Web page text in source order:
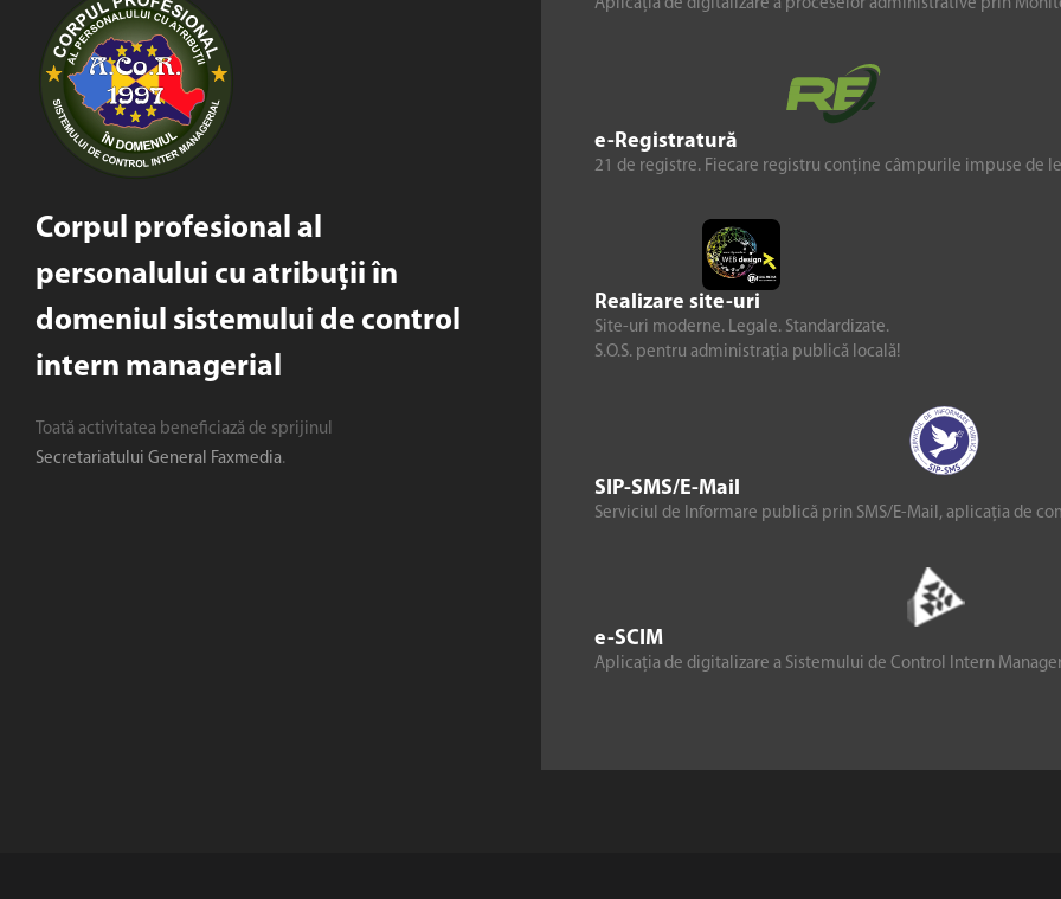
Corpul profesional al
personalului cu atribuții în
domeniul sistemului de control
intern managerial
Toată activitatea beneficiază de sprijinul
Secretariatului General Faxmedia.
Aplicația de digitalizare a proceselor administrative prin
e-Registratură
21 de registre. Fiecare registru conține câmpurile impuse de
Realizare site-uri
Site-uri moderne. Legale. Standardizate.
S.O.S. pentru administrația publică locală!
SIP-SMS/E-Mail
Serviciul de Informare publică prin SMS/E-Mail, aplicația de
e-SCIM
Aplicația de digitalizare a Sistemului de Control Intern